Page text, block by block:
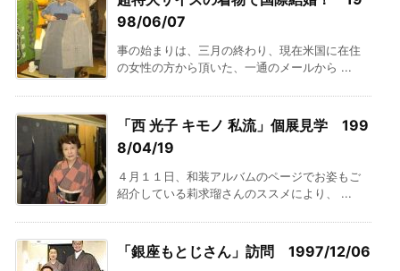
98/06/07
事の始まりは、三月の終わり、現在米国に在住
の女性の方から頂いた、一通のメールから ...
「西 光子 キモノ 私流」個展見学 199
8/04/19
４月１１日、和装アルバムのページでお姿もご
紹介している莉求瑠さんのススメにより、 ...
「銀座もとじさん」訪問 1997/12/06